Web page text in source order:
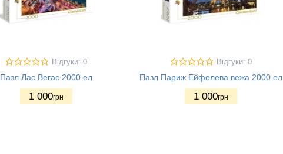
Відгуки: 0
Пазл Лас Вегас 2000 ел
1 000грн
Відгуки: 0
Пазл Париж Ейфелева вежа 2000 ел
1 000грн